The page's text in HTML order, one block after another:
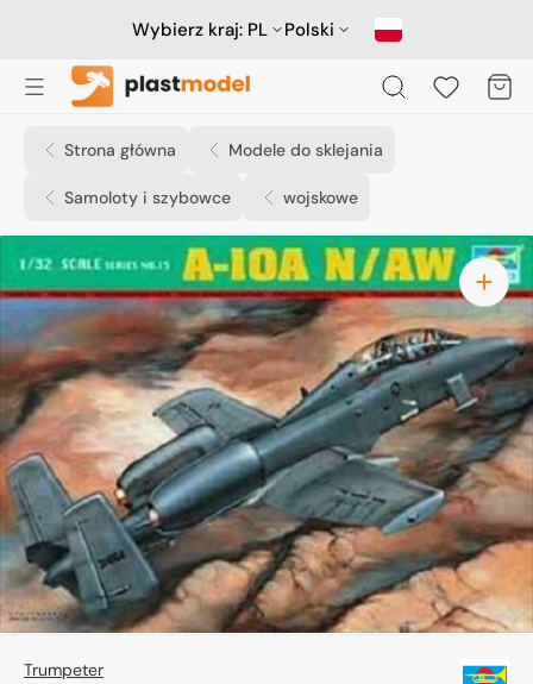
Wybierz kraj: PL Polski
Koszyk
Strona główna Modele do sklejania
Samoloty i szybowce wojskowe
Otwórz
media
1
w
widoku
galerii
Trumpeter